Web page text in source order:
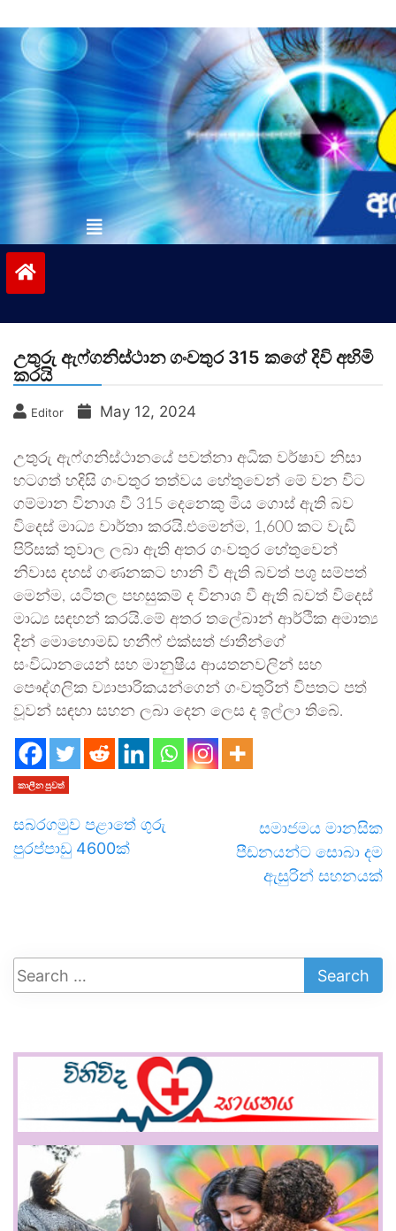
to
contentvinivida.lk
උතුරු ඇෆ්ගනිස්ථාන ගංවතුර 315 කගේ දිවි අහිමි
කරයි
Editor May 12, 2024
උතුරු ඇෆ්ගනිස්ථානයේ පවත්නා අධික වර්ෂාව නිසා
හටගත් හදිසි ගංවතුර තත්වය හේතුවෙන් මේ වන විට
ගම්මාන විනාශ වී 315 දෙනෙකු මිය ගොස් ඇති බව
විදෙස් මාධ්‍ය වාර්තා කරයි.එමෙන්ම, 1,600 කට වැඩි
පිරිසක් තුවාල ලබා ඇති අතර ගංවතුර හේතුවෙන්
නිවාස දහස් ගණනකට හානි වී ඇති බවත් පශු සම්පත්
මෙන්ම, යටිතල පහසුකම් ද විනාශ වී ඇති බවත් විදෙස්
මාධ්‍ය සඳහන් කරයි.මේ අතර තලේබාන් ආර්ථික අමාත්‍ය
දින් මොහොමඩ් හනීෆ් එක්සත් ජාතීන්ගේ
සංවිධානයෙන් සහ මානුෂීය ආයතනවලින් සහ
පෞද්ගලික ව්‍යාපාරිකයන්ගෙන් ගංවතුරින් විපතට පත්
වූවන් සඳහා සහන ලබා දෙන ලෙස ද ඉල්ලා තිබේ.
කාලීන පුවත්
සබරගමුව පළාතේ ගුරු
පුරප්පාඩු 4600ක්
සමාජමය මානසික
පීඩනයන්ට සොබා දම
ඇසුරින් සහනයක්